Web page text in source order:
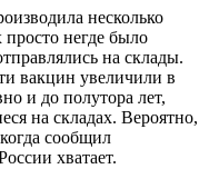
несколько
негде было
на склады.
вакцин увеличили в
и до полутора лет,
на складах. Вероятно,
сообщил
хватает.